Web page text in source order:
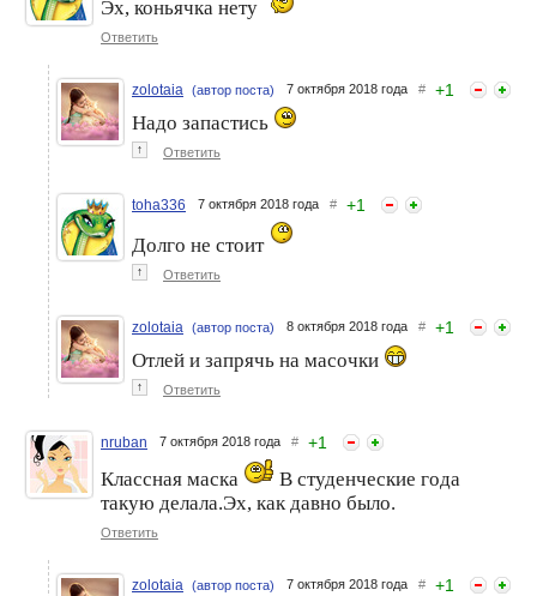
Эх, коньячка нету
Ответить
zolotaia (автор поста) 7 октября 2018 года # +1
Надо запастись
↑ Ответить
toha336 7 октября 2018 года # +1
Долго не стоит
↑ Ответить
zolotaia (автор поста) 8 октября 2018 года # +1
Отлей и запрячь на масочки
↑ Ответить
nruban 7 октября 2018 года # +1
Классная маска
В студенческие года
такую делала.Эх, как давно было.
Ответить
zolotaia (автор поста) 7 октября 2018 года # +1